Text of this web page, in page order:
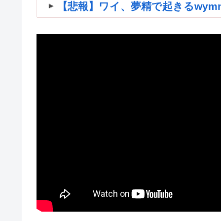
【悲報】ワイ、夢精で起きる